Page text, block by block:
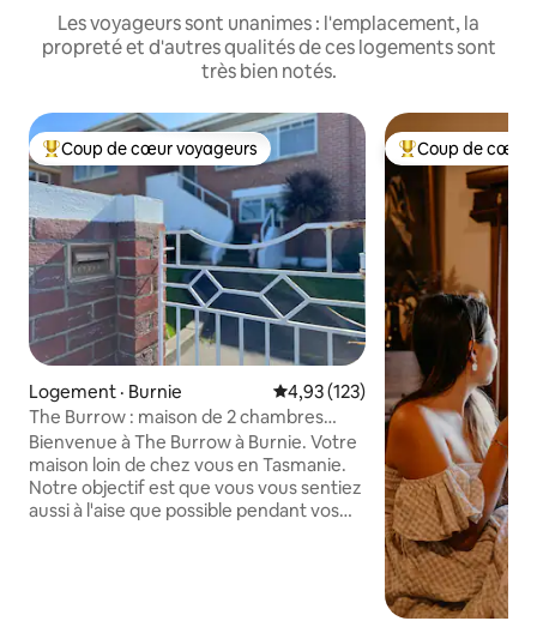
Les voyageurs sont unanimes : l'emplacement, la
propreté et d'autres qualités de ces logements sont
très bien notés.
Coup de cœur voyageurs parmi les plus aimés
Coup de cœur voyageurs
Logement · Burnie Note moyenne de 4,93 sur 5,
4,93 (123)
The Burrow : maison de 2 chambres
dans le CBD
Bienvenue à The Burrow à Burnie. Votre
maison loin de chez vous en Tasmanie.
Notre objectif est que vous vous sentiez
aussi à l'aise que possible pendant vos
Coup de cœur
Coup de cœur